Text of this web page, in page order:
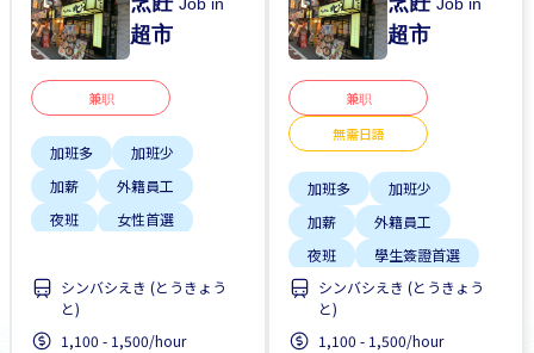
Job in
超市
兼职
加班多
加班少
加薪
外籍員工
夜班
女性首選
支付交通費
シンバシえき (とうきょう
と)
1,100 - 1,500/hour
Job in
超市
兼职
無需日語
加班多
加班少
加薪
外籍員工
夜班
學生簽證首選
工作時間短
提供膳食
支付交通費
シンバシえき (とうきょう
と)
1,100 - 1,500/hour